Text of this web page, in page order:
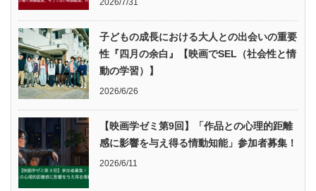
2026/7/31
子どもの成長における大人との出会いの重要
性『四月の余白』【映画でSEL（社会性と情
動の学習）】
2026/6/26
【映画学ゼミ第9回】「作品との心理的距離
感に影響を与え得る情動知能」参加者募集！
2026/6/11